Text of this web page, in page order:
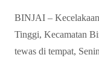
BINJAI –
Tinggi, Kecamatan
tewas di tempat,